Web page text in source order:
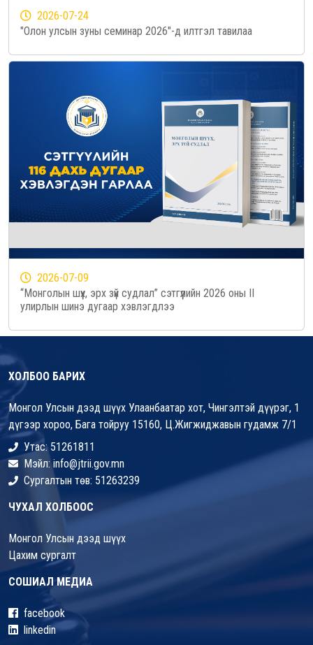
2026-07-24
"Олон улсын зуны семинар 2026"-д илтгэл тавилаа
2026-07-09
“Монголын шүүх, эрх зүй судлал” сэтгүүлийн 2026 оны II
улирлын шинэ дугаар хэвлэгдлээ
ХОЛБОО БАРИХ
Монгол Улсын дээд шүүх Улаанбаатар хот, Чингэлтэй дүүрэг, 1
дүгээр хороо, Бага тойруу 15160, Ц.Жигжиджавын гудамж 7/1
Утас: 51261811
Мэйл: info@jtrii.gov.mn
Сургалтын төв: 51263239
ЧУХАЛ ХОЛБООС
Монгол Улсын дээд шүүх
Цахим сургалт
СОШИАЛ МЕДИА
facebook
linkedin